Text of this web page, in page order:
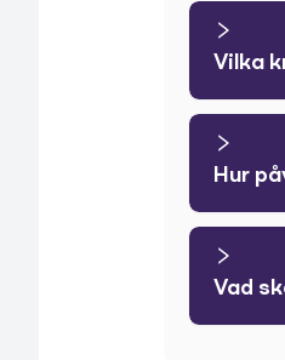
Vilka
Hur
Vad